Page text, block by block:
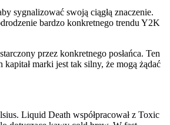
sygnalizować swoją ciągłą znaczenie.
bardzo konkretnego trendu Y2K
przez konkretnego posłańca. Ten
marki jest tak silny, że mogą żądać
Liquid Death współpracował z Toxic